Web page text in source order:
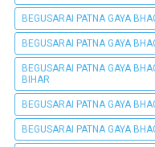
BEGUSARAI PATNA GAYA
BEGUSARAI PATNA GAYA
BEGUSARAI PATNA GAYA
BIHAR
BEGUSARAI PATNA GAYA
BEGUSARAI PATNA GAYA